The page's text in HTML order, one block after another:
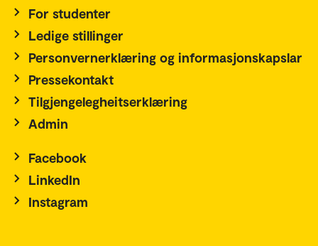
For studenter
Ledige stillinger
Personvernerklæring og informasjonskapslar
Pressekontakt
Tilgjengelegheitserklæring
Admin
Facebook
LinkedIn
Instagram